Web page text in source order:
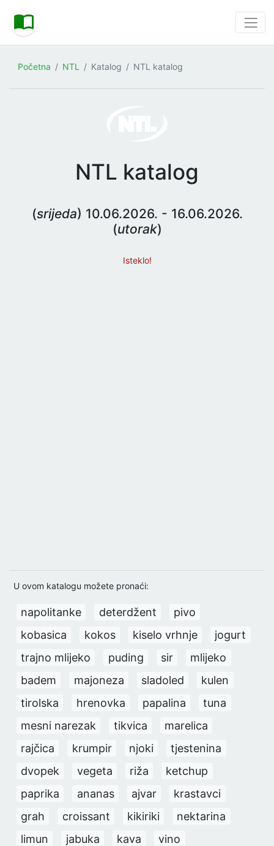
Početna NTL Katalog NTL katalog
NTL katalog
(srijeda) 10.06.2026. - 16.06.2026.
(utorak)
Isteklo!
U ovom katalogu možete pronaći:
napolitanke deterdžent
pivo
kobasica
kokos kiselo vrhnje
jogurt
trajno mlijeko
puding sir
mlijeko
badem
majoneza sladoled
kulen
tirolska
hrenovka papalina
tuna
mesni narezak
tikvica
marelica
rajčica
krumpir njoki
tjestenina
dvopek
vegeta riža
ketchup
paprika
ananas ajvar
krastavci
grah
croissant kikiriki
nektarina
limun
jabuka kava
vino